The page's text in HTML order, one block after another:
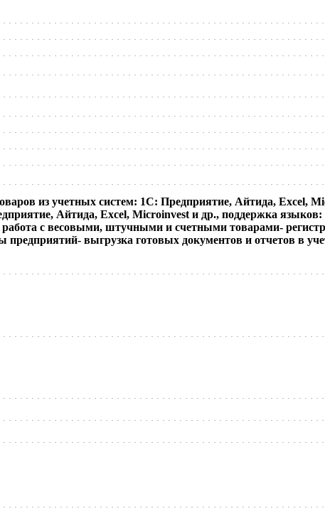
из учетных систем: 1С: Предприятие, Айтида, Excel,
Айтида, Excel, Microinvest и др., поддержка
с весовыми, штучными и счетными товарами-
предприятий- выгрузка готовых документов и отчетов в